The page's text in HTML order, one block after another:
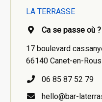
LA TERRASSE
Ca se passe où ?
17 boulevard
66140 Canet-en-
06 85 87 52 79
hello@bar-